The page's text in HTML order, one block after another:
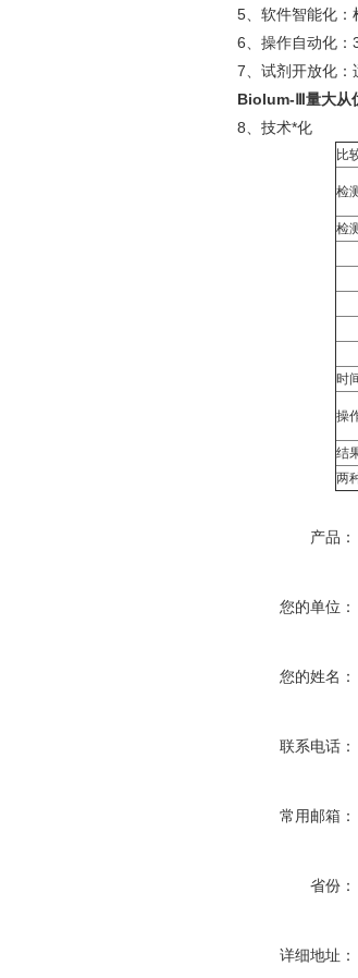
5、软件智能化：
6、操作自动化：
7、试剂开放化：
Biolum-Ⅲ量大从
8、技术*化
比
检
检
时
操
结
两
产品：
您的单位：
您的姓名：
联系电话：
常用邮箱：
省份：
详细地址：